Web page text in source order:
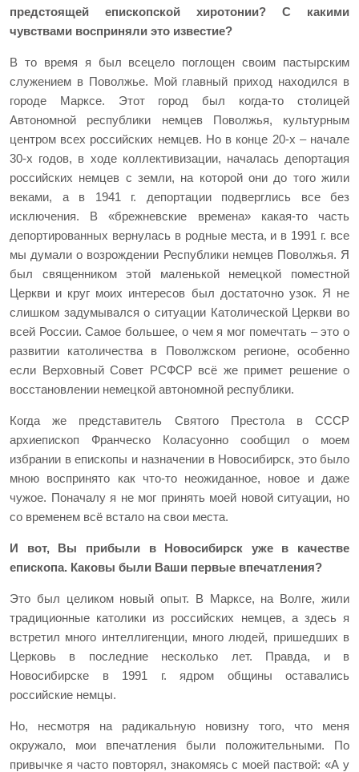
предстоящей епископской хиротонии? С какими
чувствами восприняли это известие?
В то время я был всецело поглощен своим пастырским
служением в Поволжье. Мой главный приход находился в
городе Марксе. Этот город был когда-то столицей
Автономной республики немцев Поволжья, культурным
центром всех российских немцев. Но в конце 20-х – начале
30-х годов, в ходе коллективизации, началась депортация
российских немцев с земли, на которой они до того жили
веками, а в 1941 г. депортации подверглись все без
исключения. В «брежневские времена» какая-то часть
депортированных вернулась в родные места, и в 1991 г. все
мы думали о возрождении Республики немцев Поволжья. Я
был священником этой маленькой немецкой поместной
Церкви и круг моих интересов был достаточно узок. Я не
слишком задумывался о ситуации Католической Церкви во
всей России. Самое большее, о чем я мог помечтать – это о
развитии католичества в Поволжском регионе, особенно
если Верховный Совет РСФСР всё же примет решение о
восстановлении немецкой автономной республики.
Когда же представитель Святого Престола в СССР
архиепископ Франческо Коласуонно сообщил о моем
избрании в епископы и назначении в Новосибирск, это было
мною воспринято как что-то неожиданное, новое и даже
чужое. Поначалу я не мог принять моей новой ситуации, но
со временем всё встало на свои места.
И вот, Вы прибыли в Новосибирск уже в качестве
епископа. Каковы были Ваши первые впечатления?
Это был целиком новый опыт. В Марксе, на Волге, жили
традиционные католики из российских немцев, а здесь я
встретил много интеллигенции, много людей, пришедших в
Церковь в последние несколько лет. Правда, и в
Новосибирске в 1991 г. ядром общины оставались
российские немцы.
Но, несмотря на радикальную новизну того, что меня
окружало, мои впечатления были положительными. По
привычке я часто повторял, знакомясь с моей паствой: «А у